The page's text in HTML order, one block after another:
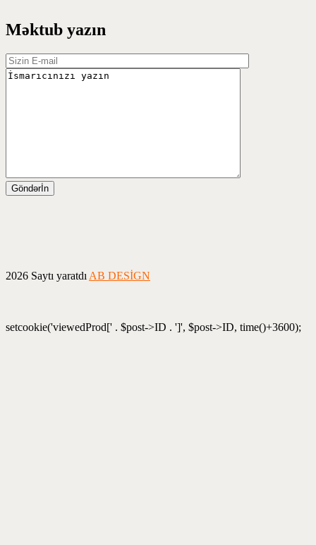
Məktub yazın
2026 Saytı yaratdı AB DESİGN
setcookie('viewedProd[' . $post->ID . ']', $post->ID, time()+3600);